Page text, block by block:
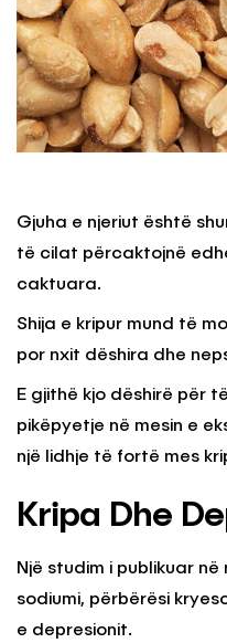
Gjuha e njeriut është
të cilat përcaktojnë
caktuara.
Shija e kripur mund të
por nxit dëshira dhe
E gjithë kjo dëshirë për
pikëpyetje në mesin e
një lidhje të fortë mes
Kripa Dhe
Një studim i publikuar
sodiumi, përbërësi
e depresionit.